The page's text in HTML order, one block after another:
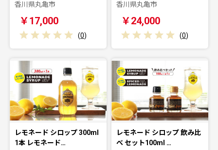
香川県丸亀市
￥17,000
(0)
香川県丸亀市
￥24,000
(0)
レモネード シロップ 300ml
1本 レモネード…
レモネード シロップ 飲み比
べ セット100ml …